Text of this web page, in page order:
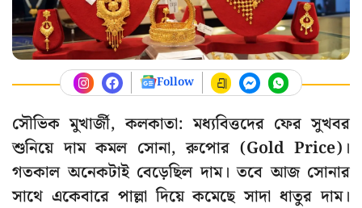
Follow
সৌভিক মুখার্জী, কলকাতা: মধ্যবিত্তদের ফের সুখবর
শুনিয়ে দাম কমল সোনা, রুপোর (Gold Price)।
গতকাল অনেকটাই বেড়েছিল দাম। তবে আজ সোনার
সাথে একেবারে পাল্লা দিয়ে কমেছে সাদা ধাতুর দাম।